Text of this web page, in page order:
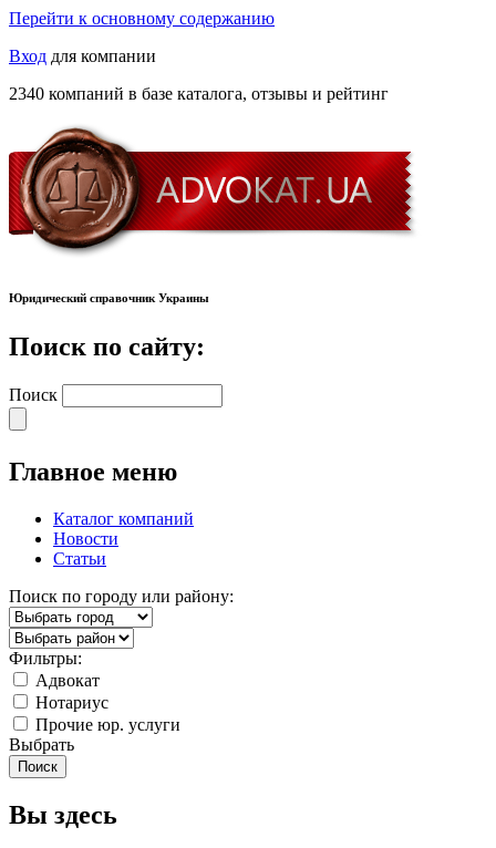
Перейти к основному содержанию
Вход для компании
2340 компаний в базе каталога, отзывы и рейтинг
Юридический справочник Украины
Поиск по сайту:
Поиск
Главное меню
Каталог компаний
Новости
Статьи
Поиск по городу или району:
Фильтры:
Адвокат
Нотариус
Прочие юр. услуги
Выбрать
Вы здесь